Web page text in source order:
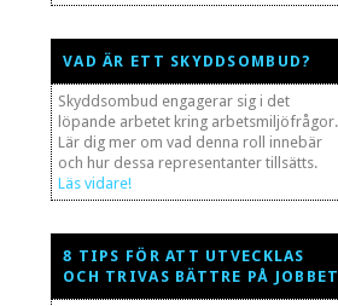
VAD ÄR ETT SKYDDSOMBUD?
Skyddsombud engagerar sig i det
löpande arbetet kring arbetsmiljöfrågor.
Lär dig mer om vad denna roll innebär
och hur dessa representanter tillsätts.
Läs vidare!
8 TIPS FÖR ATT UTVECKLAS
OCH TRIVAS BÄTTRE PÅ JOBBET